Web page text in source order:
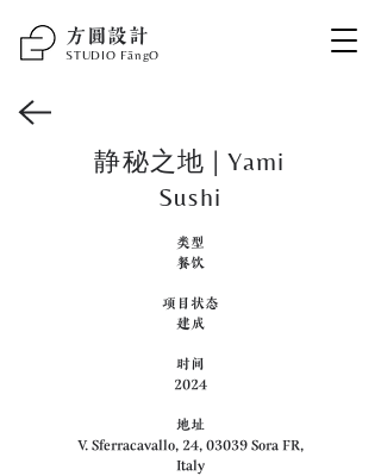
​方圆设计
STUDIO FāngO
静秘之地 | Yami
Sushi
类型
餐饮
项目状态
建成
时间
2024
地址
V. Sferracavallo, 24, 03039 Sora FR,
Italy